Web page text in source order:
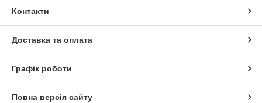
Контакти
Доставка та оплата
Графік роботи
Повна версія сайту